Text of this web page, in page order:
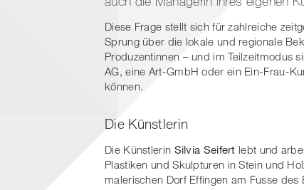
Diese Frage stellt sich für zahlreiche
Sprung über die lokale und regionale
Produzentinnen – und im Teilzeitmodus
AG, eine Art-GmbH oder ein Ein-Frau-
können.
Die Künstlerin
Die Künstlerin Silvia Seifert lebt und
Plastiken und Skulpturen in Stein und
malerischen Dorf Effingen am Fusse des